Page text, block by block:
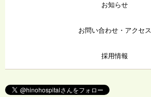
お知らせ
お問い合わせ・アクセス
採用情報